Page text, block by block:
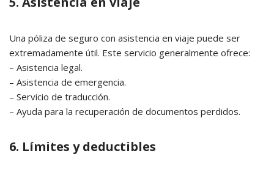
Una póliza de seguro con asistencia en viaje puede ser
extremadamente útil. Este servicio generalmente ofrece:
– Asistencia legal.
– Asistencia de emergencia.
– Servicio de traducción.
– Ayuda para la recuperación de documentos perdidos.
6. Límites y deductibles